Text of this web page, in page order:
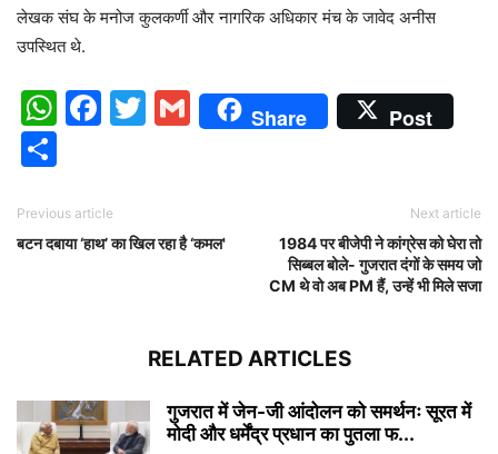
लेखक संघ के मनोज कुलकर्णी और नागरिक अधिकार मंच के जावेद अनीस
उपस्थित थे.
WhatsApp
Facebook
Twitter
Gmail
Share Post
Previous article
बटन दबाया ‘हाथ’ का खिल रहा है ‘कमल'
Next article
1984 पर बीजेपी ने कांग्रेस को घेरा तो
सिब्बल बोले- गुजरात दंगों के समय जो
CM थे वो अब PM हैं, उन्हें भी मिले सजा
RELATED ARTICLES
गुजरात में जेन-जी आंदोलन को समर्थनः सूरत में
मोदी और धर्मेंद्र प्रधान का पुतला फ...